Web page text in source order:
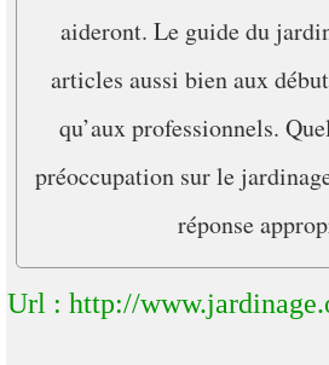
aideront. Le guide du
articles aussi bien aux
qu’aux professionnels.
préoccupation sur le
réponse
Url : http://